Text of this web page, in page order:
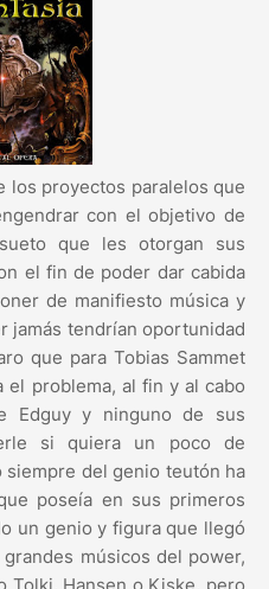
los proyectos paralelos que
con el objetivo de
que les otorgan sus
el fin de poder dar cabida
de manifiesto música y
jamás tendrían oportunidad
que para Tobias Sammet
problema, al fin y al cabo
y ninguno de sus
si quiera un poco de
siempre del genio teutón ha
poseía en sus primeros
un genio y figura que llegó
músicos del power,